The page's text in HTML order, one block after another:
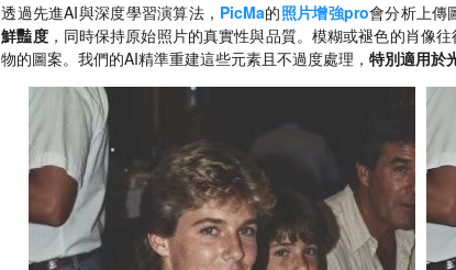
透過先進AI與深度學習演算法， PicMa的照片增強pro會分析上傳
鮮豔度，同時保持原始照片的真實性與品質。模糊或褪色的肖
物的圖案。我們的AI精準重建這些元素且不過度處理，特別適用於